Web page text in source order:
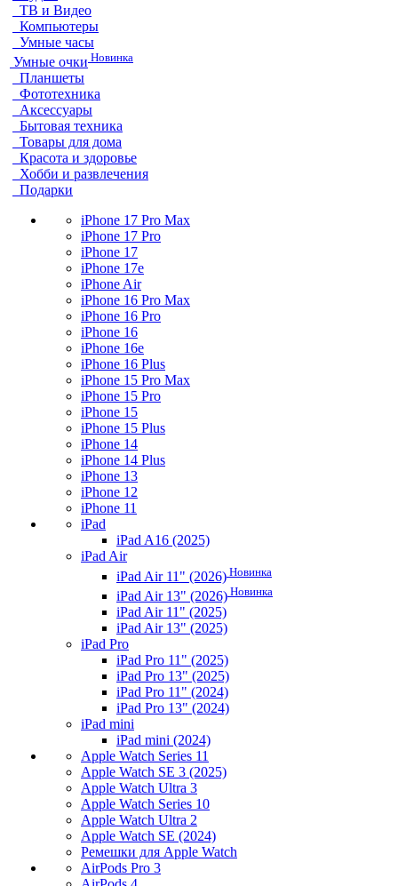
ТВ и Видео
Компьютеры
Умные часы
Умные очки Новинка
Планшеты
Фототехника
Аксессуары
Бытовая техника
Товары для дома
Красота и здоровье
Хобби и развлечения
Подарки
iPhone 17 Pro Max
iPhone 17 Pro
iPhone 17
iPhone 17e
iPhone Air
iPhone 16 Pro Max
iPhone 16 Pro
iPhone 16
iPhone 16e
iPhone 16 Plus
iPhone 15 Pro Max
iPhone 15 Pro
iPhone 15
iPhone 15 Plus
iPhone 14
iPhone 14 Plus
iPhone 13
iPhone 12
iPhone 11
iPad
iPad A16 (2025)
iPad Air
iPad Air 11" (2026) Новинка
iPad Air 13" (2026) Новинка
iPad Air 11" (2025)
iPad Air 13" (2025)
iPad Pro
iPad Pro 11" (2025)
iPad Pro 13" (2025)
iPad Pro 11" (2024)
iPad Pro 13" (2024)
iPad mini
iPad mini (2024)
Apple Watch Series 11
Apple Watch SE 3 (2025)
Apple Watch Ultra 3
Apple Watch Series 10
Apple Watch Ultra 2
Apple Watch SE (2024)
Ремешки для Apple Watch
AirPods Pro 3